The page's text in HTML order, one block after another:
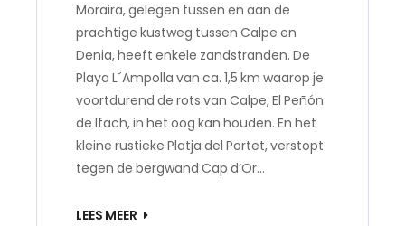
Moraira, gelegen tussen en aan de
prachtige kustweg tussen Calpe en
Denia, heeft enkele zandstranden. De
Playa L´Ampolla van ca. 1,5 km waarop je
voortdurend de rots van Calpe, El Peñón
de Ifach, in het oog kan houden. En het
kleine rustieke Platja del Portet, verstopt
tegen de bergwand Cap d’Or…
LEES MEER